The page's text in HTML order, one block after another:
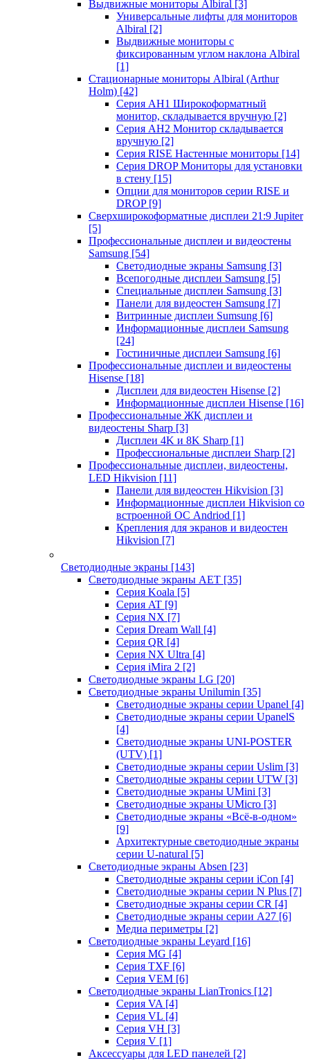
Выдвижные мониторы Albiral [3]
Универсальные лифты для мониторов
Albiral [2]
Выдвижные мониторы с
фиксированным углом наклона Albiral
[1]
Стационарные мониторы Albiral (Arthur
Holm) [42]
Серия AH1 Широкоформатный
монитор, складывается вручную [2]
Серия AH2 Монитор складывается
вручную [2]
Серия RISE Настенные мониторы [14]
Серия DROP Мониторы для установки
в стену [15]
Опции для мониторов серии RISE и
DROP [9]
Сверхширокоформатные дисплеи 21:9 Jupiter
[5]
Профессиональные дисплеи и видеостены
Samsung [54]
Светодиодные экраны Samsung [3]
Всепогодные дисплеи Samsung [5]
Специальные дисплеи Samsung [3]
Панели для видеостен Samsung [7]
Витринные дисплеи Sumsung [6]
Информационные дисплеи Samsung
[24]
Гостиничные дисплеи Samsung [6]
Профессиональные дисплеи и видеостены
Hisense [18]
Дисплеи для видеостен Hisense [2]
Информационные дисплеи Hisense [16]
Профессиональные ЖК дисплеи и
видеостены Sharp [3]
Дисплеи 4K и 8K Sharp [1]
Профессиональные дисплеи Sharp [2]
Профессиональные дисплеи, видеостены,
LED Hikvision [11]
Панели для видеостен Hikvision [3]
Информационные дисплеи Hikvision со
встроенной ОС Andriod [1]
Крепления для экранов и видеостен
Hikvision [7]
Светодиодные экраны [143]
Светодиодные экраны AET [35]
Cерия Koala [5]
Серия AT [9]
Серия NX [7]
Серия Dream Wall [4]
Серия QR [4]
Серия NX Ultra [4]
Серия iMira 2 [2]
Светодиодные экраны LG [20]
Светодиодные экраны Unilumin [35]
Светодиодные экраны серии Upanel [4]
Светодиодные экраны серии UpanelS
[4]
Светодиодные экраны UNI-POSTER
(UTV) [1]
Светодиодные экраны серии Uslim [3]
Светодиодные экраны серии UTW [3]
Светодиодные экраны UMini [3]
Светодиодные экраны UMicro [3]
Светодиодные экраны «Всё-в-одном»
[9]
Архитектурные светодиодные экраны
серии U-natural [5]
Светодиодные экраны Absen [23]
Светодиодные экраны серии iCon [4]
Светодиодные экраны серии N Plus [7]
Светодиодные экраны серии CR [4]
Светодиодные экраны серии А27 [6]
Медиа периметры [2]
Светодиодные экраны Leyard [16]
Серия MG [4]
Серия TXF [6]
Серия VEM [6]
Светодиодные экраны LianTronics [12]
Серия VA [4]
Серия VL [4]
Серия VH [3]
Серия V [1]
Аксессуары для LED панелей [2]